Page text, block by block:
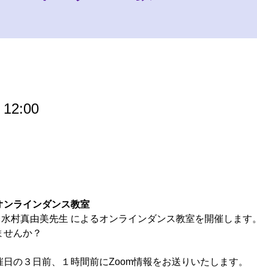
ンラインダンス教室
村真由美先生 によるオンラインダンス教室を開催します。
んか？
の３日前、１時間前にZoom情報をお送りいたします。